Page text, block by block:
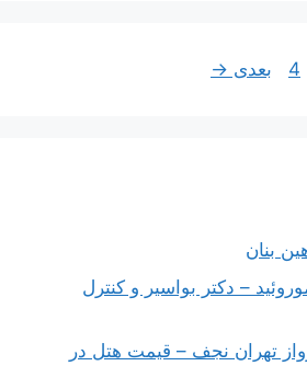
برگه
4 بعدی →
بنان
– دکتر بواسیر و کنترل
تهران نجف – قیمت هتل در